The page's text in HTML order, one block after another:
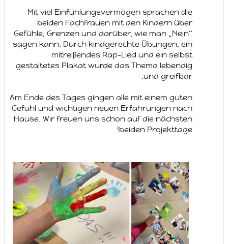
Mit viel Einfühlungsvermögen sprachen die
beiden Fachfrauen mit den Kindern über
Gefühle, Grenzen und darüber, wie man „Nein“
sagen kann. Durch kindgerechte Übungen, ein
mitreißendes Rap-Lied und ein selbst
gestaltetes Plakat wurde das Thema lebendig
und greifbar.
Am Ende des Tages gingen alle mit einem guten
Gefühl und wichtigen neuen Erfahrungen nach
Hause. Wir freuen uns schon auf die nächsten
beiden Projekttage!